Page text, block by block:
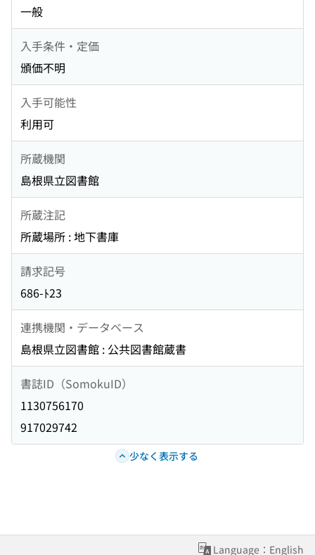
一般
入手条件・定価
頒価不明
入手可能性
利用可
所蔵機関
島根県立図書館
所蔵注記
所蔵場所 : 地下書庫
請求記号
686-ﾄ23
連携機関・データベース
島根県立図書館 : 公共図書館蔵書
書誌ID（SomokuID）
1130756170
917029742
少なく表示する
Language：English